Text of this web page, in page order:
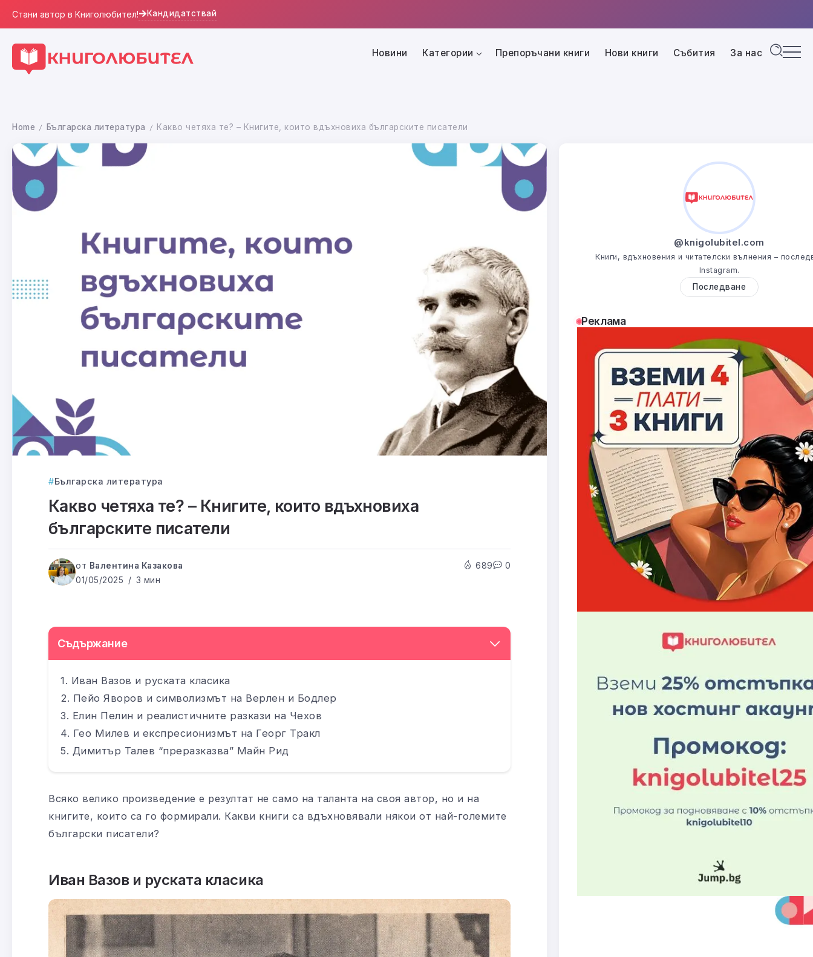
Стани автор в Книголюбител! Кандидатствай
Новини Категории Препоръчани книги Нови книги Събития За нас
Home / Българска литература / Какво четяха те? – Книгите, които вдъхновиха българските писатели
Българска литература
Какво четяха те? – Книгите, които вдъхновиха
българските писатели
от Валентина Казакова
01/05/2025
3 мин
689 0
Съдържание
Иван Вазов и руската класика
Пейо Яворов и символизмът на Верлен и Бодлер
Елин Пелин и реалистичните разкази на Чехов
Гео Милев и експресионизмът на Георг Тракл
Димитър Талев “преразказва” Майн Рид
Всяко велико произведение е резултат не само на таланта на своя автор, но и на
книгите, които са го формирали. Какви книги са вдъхновявали някои от най-големите
български писатели?
Иван Вазов и руската класика
@knigolubitel.com
Книги, вдъхновения и читателски вълнения –
Instagram.
Последване
Реклама